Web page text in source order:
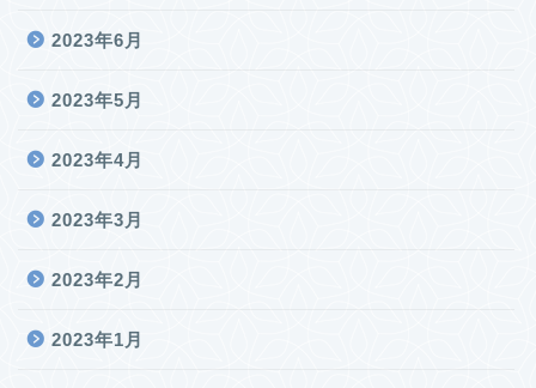
2023年6月
2023年5月
2023年4月
2023年3月
2023年2月
2023年1月